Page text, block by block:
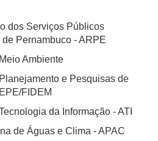
dos Serviços Públicos
Pernambuco - ARPE
Ambiente
e Pesquisas de
FIDEM
da Informação - ATI
de Águas e Clima - APAC